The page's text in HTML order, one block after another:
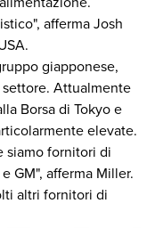
afferma Josh
giapponese,
Attualmente
Borsa di Tokyo e
elevate.
siamo fornitori di
GM", afferma Miller.
altri fornitori di